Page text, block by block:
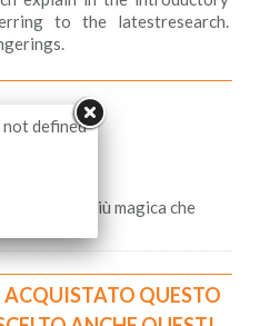
to the latestresearch.
La più magica che
QUESTO
not defined